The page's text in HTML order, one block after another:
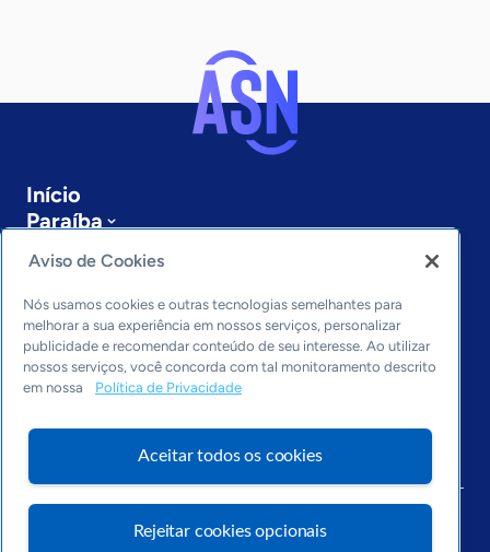
Início
Paraíba
Sobre a ASN
Últimas notícias
Entre em contato
Editorias
Economia & Política
Inovação & Tecnologia
Cultura empreendedora
Arquivo
Aviso de Cookies
Nós usamos cookies e outras tecnologias semelhantes para
melhorar a sua experiência em nossos serviços, personalizar
publicidade e recomendar conteúdo de seu interesse. Ao utilizar
nossos serviços, você concorda com tal monitoramento descrito
em nossa
Política de Privacidade
Aceitar todos os cookies
Rejeitar cookies opcionais